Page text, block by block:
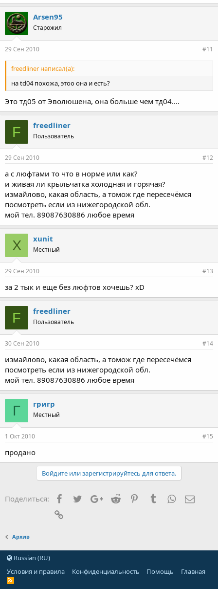
Arsen95
Старожил
29 Сен 2010 #11
freedliner написал(а):
на td04 похожа, этоо она и есть?
Это тд05 от Эволюшена, она больше чем тд04....
F freedliner
Пользователь
29 Сен 2010 #12
а с люфтами то что в норме или как?
и живая ли крыльчатка холодная и горячая?
измайлово, какая область, а томож где пересечёмся
посмотреть если из нижегородской обл.
мой тел. 89087630886 любое время
X xunit
Местный
29 Сен 2010 #13
за 2 тык и еще без люфтов хочешь? xD
F freedliner
Пользователь
30 Сен 2010 #14
измайлово, какая область, а томож где пересечёмся
посмотреть если из нижегородской обл.
мой тел. 89087630886 любое время
Г григр
Местный
1 Окт 2010 #15
продано
Войдите или зарегистрируйтесь для ответа.
Поделиться: FacebookTwitterGoogle+
Reddit PinterestTumblrWhatsApp
Архив
Russian (RU)
Условия и правила
Конфиденциальность Помощь Главная